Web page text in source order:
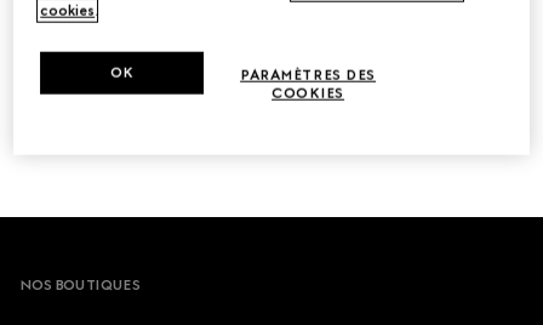
SE DÉSINSCRIRE
Footer
NOS BOUTIQUES
cookies.
PARAMÈTRES DES
COOKIES
OK